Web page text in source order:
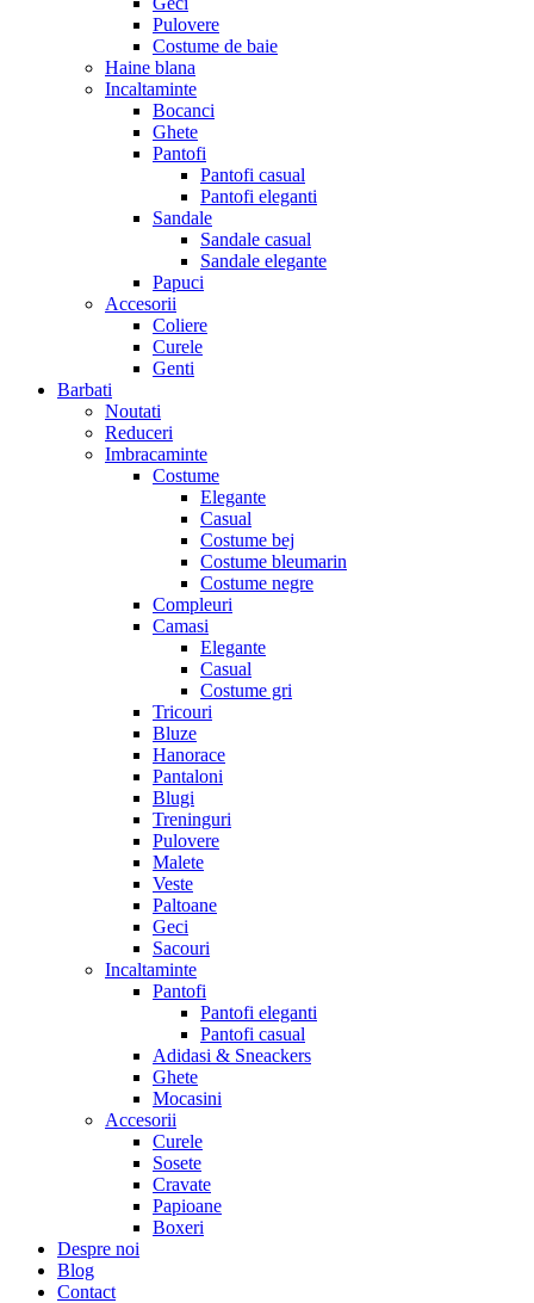
Pulovere
Costume de baie
Haine blana
Incaltaminte
Bocanci
Ghete
Pantofi
Pantofi casual
Pantofi eleganti
Sandale
Sandale casual
Sandale elegante
Papuci
Accesorii
Coliere
Curele
Genti
Barbati
Noutati
Reduceri
Imbracaminte
Costume
Elegante
Casual
Costume bej
Costume bleumarin
Costume negre
Compleuri
Camasi
Elegante
Casual
Costume gri
Tricouri
Bluze
Hanorace
Pantaloni
Blugi
Treninguri
Pulovere
Malete
Veste
Paltoane
Geci
Sacouri
Incaltaminte
Pantofi
Pantofi eleganti
Pantofi casual
Adidasi & Sneackers
Ghete
Mocasini
Accesorii
Curele
Sosete
Cravate
Papioane
Boxeri
Despre noi
Blog
Contact